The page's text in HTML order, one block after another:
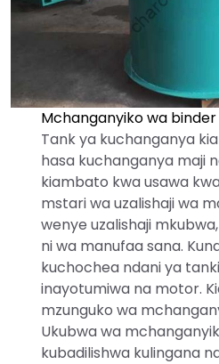
Mchanganyiko wa binder
Tank ya kuchanganya
hasa kuchanganya maji
kiambato kwa usawa
mstari wa uzalishaji wa
wenye uzalishaji
ni wa manufaa sana.
kuchochea ndani ya
inayotumiwa na motor.
mzunguko wa
Ukubwa wa
kubadilishwa kulingana